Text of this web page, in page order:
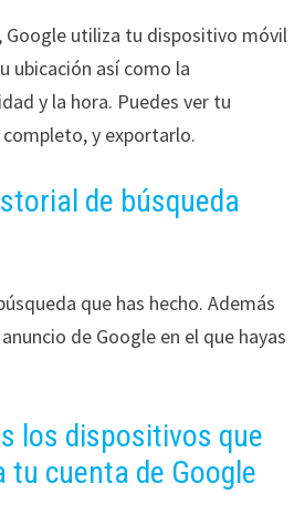
Google utiliza tu dispositivo móvil
ubicación así como la
y la hora. Puedes ver tu
y exportarlo.
de búsqueda
que has hecho. Además
de Google en el que hayas
los dispositivos que
tu cuenta de Google